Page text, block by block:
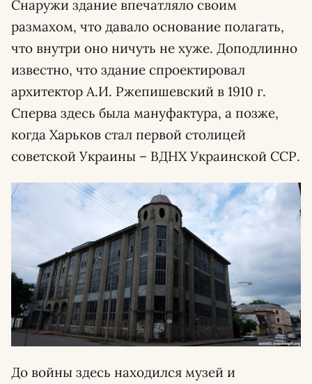
Снаружи здание впечатляло своим
размахом, что давало основание полагать,
что внутри оно ничуть не хуже. Доподлинно
известно, что здание спроектировал
архитектор А.И. Ржепишевский в 1910 г.
Сперва здесь была мануфактура, а позже,
когда Харьков стал первой столицей
советской Украины – ВДНХ Украинской ССР.
До войны здесь находился музей и